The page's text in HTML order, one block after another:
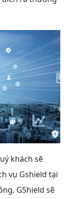
khách sẽ
vụ Gshield tại
GShield sẽ